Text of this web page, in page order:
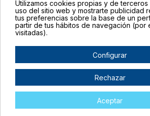
Utilizamos cookies propias y de terceros
uso del sitio web y mostrarte publicidad
tus preferencias sobre la base de un
partir de tus hábitos de navegación (por
visitadas).
Configurar
Rechazar
Aceptar